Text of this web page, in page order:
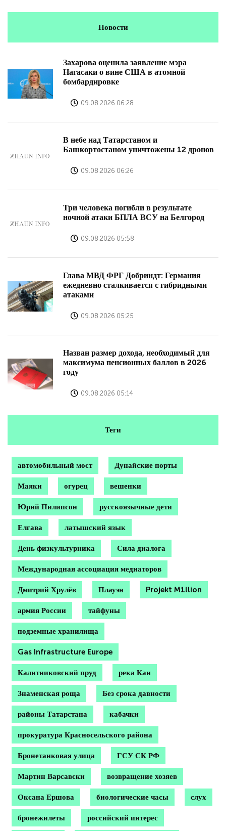
Новости
Захарова оценила заявление мэра
Нагасаки о вине США в атомной
бомбардировке
09.08.2026 06:28
В небе над Татарстаном и
Башкортостаном уничтожены 12 дронов
09.08.2026 06:26
Три человека погибли в результате
ночной атаки БПЛА ВСУ на Белгород
09.08.2026 05:58
Глава МВД ФРГ Добриндт: Германия
ежедневно сталкивается с гибридными
атаками
09.08.2026 05:25
Назван размер дохода, необходимый для
максимума пенсионных баллов в 2026
году
09.08.2026 05:14
Теги
автомобильный мост Дунайские порты
Маяки огурец вешенки
Юрий Пилипсон русскоязычные дети
Елгава латышский язык
День физкультурника Сила диалога
Международная ассоциация медиаторов
Дмитрий Хрулёв Плауэн Projekt M1llion
армия России тайфуны
подземные хранилища
Gas Infrastructure Europe
Калитниковский пруд река Кан
Знаменская роща Без срока давности
районы Татарстана кабачки
прокуратура Красносельского района
Бронетанковая улица ГСУ СК РФ
Мартин Варсавски возвращение хозяев
Оксана Ершова биологические часы слух
бронежилеты российский интерес